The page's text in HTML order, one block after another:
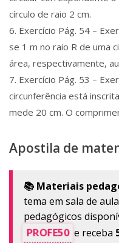
círculo de raio 2 cm.
6. Exercício Pág. 54 –
se 1 m no raio R de uma
área, respectivamente,
7. Exercício Pág. 53 –
circunferência está
mede 20 cm. O
Apostila de
📚 Materiais
tema em sala de
pedagógicos
PROFE50 e receba